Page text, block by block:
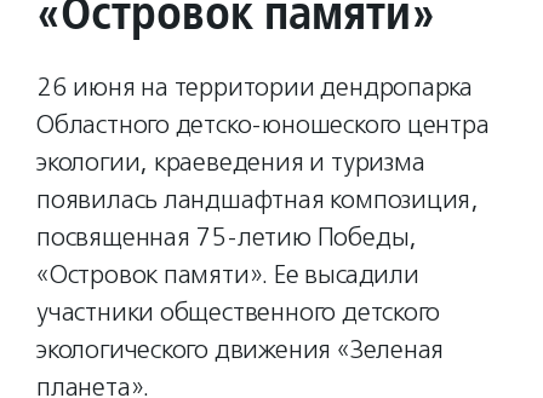
«Островок памяти»
26 июня на территории дендропарка
Областного детско-юношеского центра
экологии, краеведения и туризма
появилась ландшафтная композиция,
посвященная 75-летию Победы,
«Островок памяти». Ее высадили
участники общественного детского
экологического движения «Зеленая
планета».